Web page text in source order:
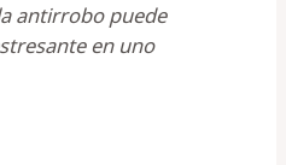
antirrobo puede
en uno